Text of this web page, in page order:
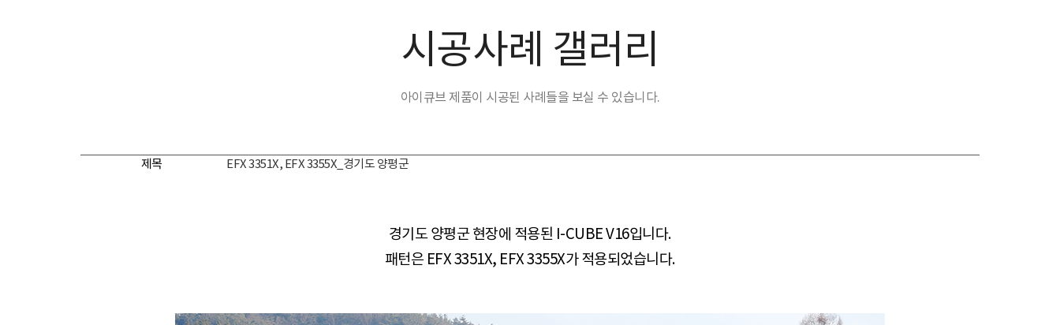
시공사례 갤러리
아이큐브 제품이 시공된 사례들을 보실 수 있습니다.
제목 EFX 3351X, EFX 3355X_경기도 양평군
경기도 양평군 현장​​에 적용된 I-CUBE V16입니다.
패턴은 EFX 3351X, EFX 3355X가 적용되었습니다.